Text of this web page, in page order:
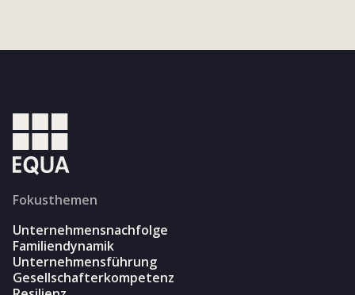
Fokusthemen
Unternehmensnachfolge
Familiendynamik
Unternehmensführung
Gesellschafterkompetenz